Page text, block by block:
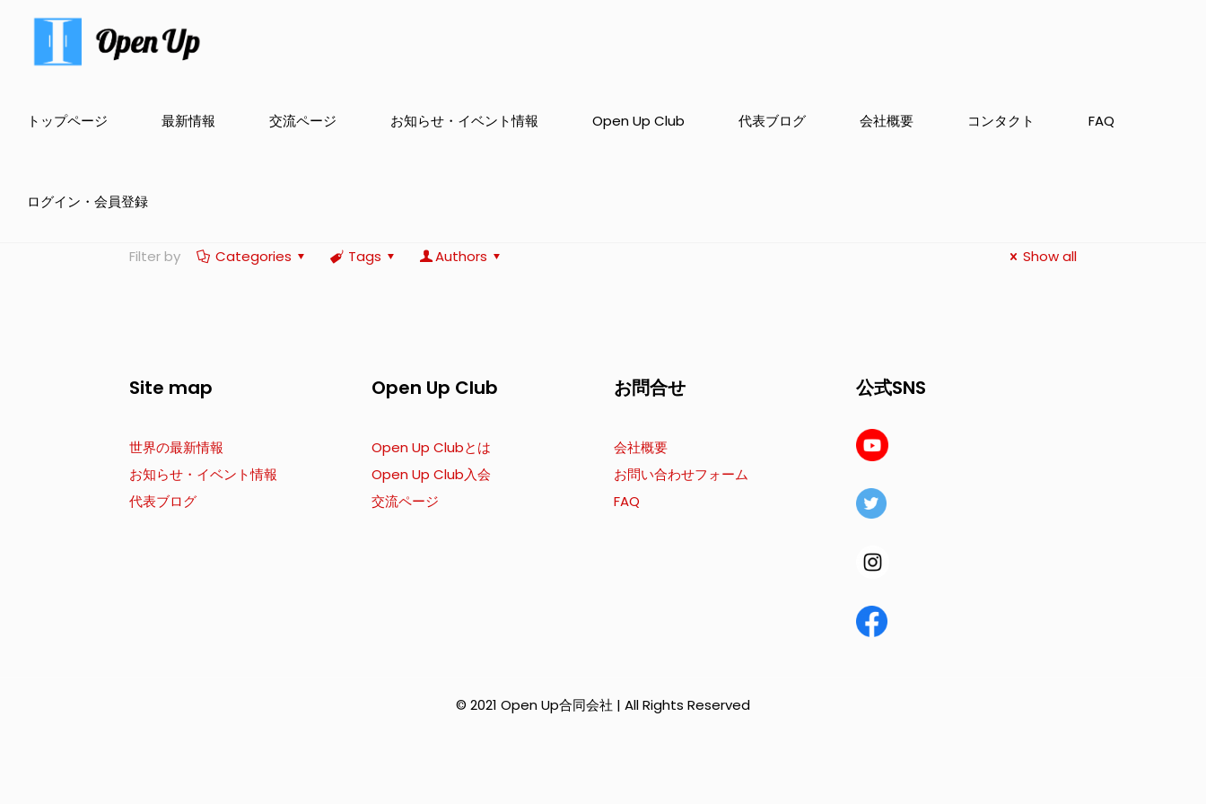
トップページ 最新情報 交流ページ お知らせ・イベント情報 Open Up Club 代表ブログ 会社概要 コンタクト FAQ
ログイン・会員登録
Filter by Categories Tags Authors Show all
Site map
世界の最新情報
お知らせ・イベント情報
代表ブログ
Open Up Club
Open Up Clubとは
Open Up Club入会
交流ページ
お問合せ
会社概要
お問い合わせフォーム
FAQ
公式SNS
© 2021 Open Up合同会社 | All Rights Reserved